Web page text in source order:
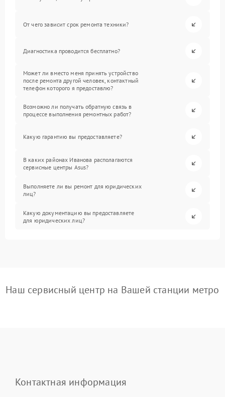
От чего зависит срок ремонта техники?
Диагностика проводится бесплатно?
Может ли вместо меня принять устройство
после ремонта другой человек, контактный
телефон которого я предоставлю?
Возможно ли получать обратную связь в
процессе выполнения ремонтных работ?
Какую гарантию вы предоставляете?
В каких районах Иванова располагаются
сервисные центры Asus?
Выполняете ли вы ремонт для юридических
лиц?
Какую документацию вы предоставляете
для юридических лиц?
Наш сервисный центр на Вашей станции метро
Контактная информация